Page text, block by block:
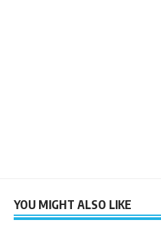
YOU MIGHT ALSO LIKE